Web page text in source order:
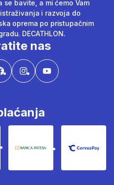
bavite, a mi ćemo Vam
i razvoja do
oprema po pristupačnim
DECATHLON.
nas
karticeBanka Intesa